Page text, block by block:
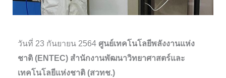
วันที่ 23 กันยายน 2564 ศูนย์เทคโนโลยีพลังงานแห่ง
ชาติ (ENTEC) สำนักงานพัฒนาวิทยาศาสตร์และ
เทคโนโลยีแห่งชาติ (สวทช.)